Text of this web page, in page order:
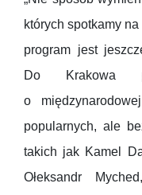
których spotkamy
program jest
Do Krakowa
o
popularnych, ale
takich jak Kamel
Ołeksandr